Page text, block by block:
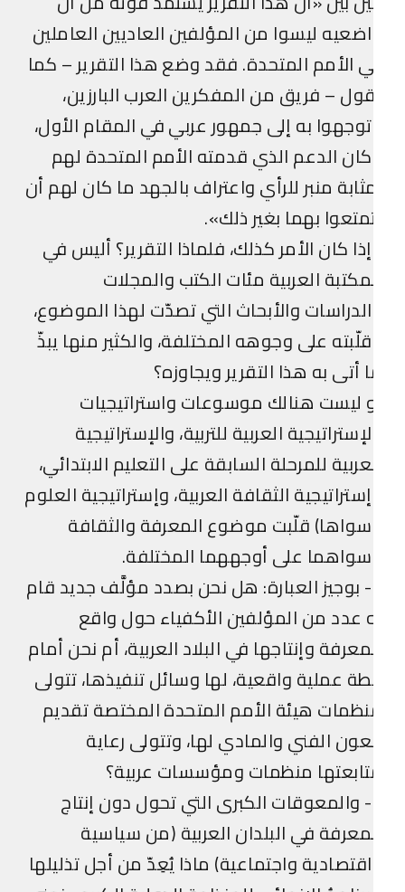
ليسوا من المؤلفين العاديين العاملين
الأمم المتحدة. فقد وضع هذا التقرير – كما
– فريق من المفكرين العرب البارزين،
به إلى جمهور عربي في المقام الأول،
الدعم الذي قدمته الأمم المتحدة لهم
منبر للرأي واعتراف بالجهد ما كان لهم أن
بهما بغير ذلك».
كان الأمر كذلك، فلماذا التقرير؟ أليس في
العربية مئات الكتب والمجلات
والأبحاث التي تصدّت لهذا الموضوع،
على وجوهه المختلفة، والكثير منها يبذّ
أتى به هذا التقرير ويجاوزه؟
ليست هنالك موسوعات واستراتيجيات
العربية للتربية، والإستراتيجية
للمرحلة السابقة على التعليم الابتدائي،
الثقافة العربية، وإستراتيجية العلوم
قلّبت موضوع المعرفة والثقافة
على أوجههما المختلفة.
4- بوجيز العبارة: هل نحن بصدد مؤلَّف جديد قام
عدد من المؤلفين الأكفياء حول واقع
وإنتاجها في البلاد العربية، أم نحن أمام
عملية واقعية، لها وسائل تنفيذها، تتولى
هيئة الأمم المتحدة المختصة تقديم
الفني والمادي لها، وتتولى رعاية
منظمات ومؤسسات عربية؟
5- والمعوقات الكبرى التي تحول دون إنتاج
في البلدان العربية (من سياسية
واجتماعية) ماذا يُعِدّ من أجل تذليلها